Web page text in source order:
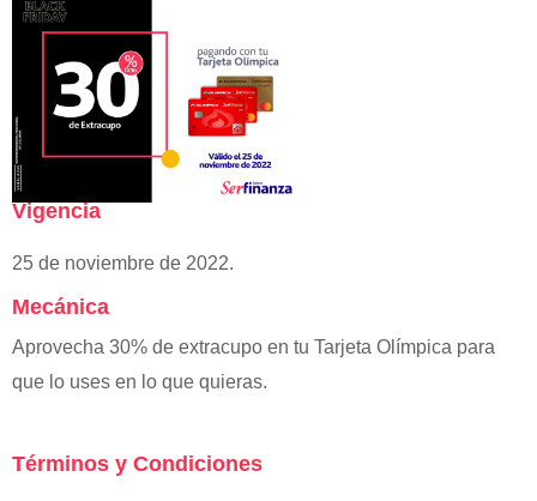
Vigencia
25 de noviembre de 2022.
Mecánica
Aprovecha 30% de extracupo en tu Tarjeta Olímpica para
que lo uses en lo que quieras.
Términos y Condiciones